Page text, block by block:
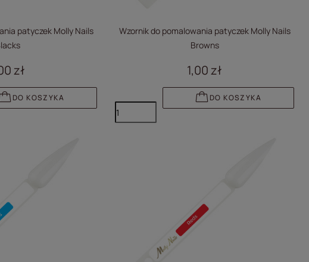
patyczek Molly Nails
zł
DO KOSZYKA
Wzornik do pomalowania patyczek Molly Nails
Browns
1,00 zł
DO KOSZYKA